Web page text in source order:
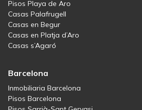
Pisos Playa de Aro
Casas Palafrugell
Casas en Begur
Casas en Platja d’Aro
Casas s’Agaró
Barcelona
Inmobiliaria Barcelona
Pisos Barcelona